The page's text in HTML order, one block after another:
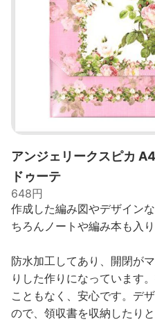
アンジェリークスピカ
ドゥーテ
648円
作成した編み図やデザイン
ちろんノートや編み本も入り
防水加工してあり、開閉が
りした作りになっています
こともなく、安心です。デ
ので、領収書を収納したり